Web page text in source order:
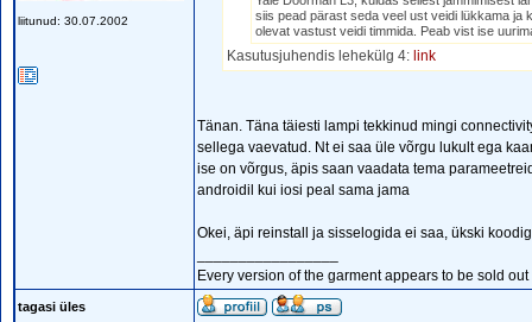
liitunud: 30.07.2002
siis pead pärast seda veel ust veidi lükkama ja
olevat vastust veidi timmida. Peab vist ise
Kasutusjuhendis lehekülg 4: link
Tänan. Täna täiesti lampi tekkinud mingi
sellega vaevatud. Nt ei saa üle võrgu lukult ega
ise on võrgus, äpis saan vaadata tema
androidil kui iosi peal sama jama
Okei, äpi reinstall ja sisselogida ei saa, ükski
Every version of the garment appears to be sold
tagasi üles